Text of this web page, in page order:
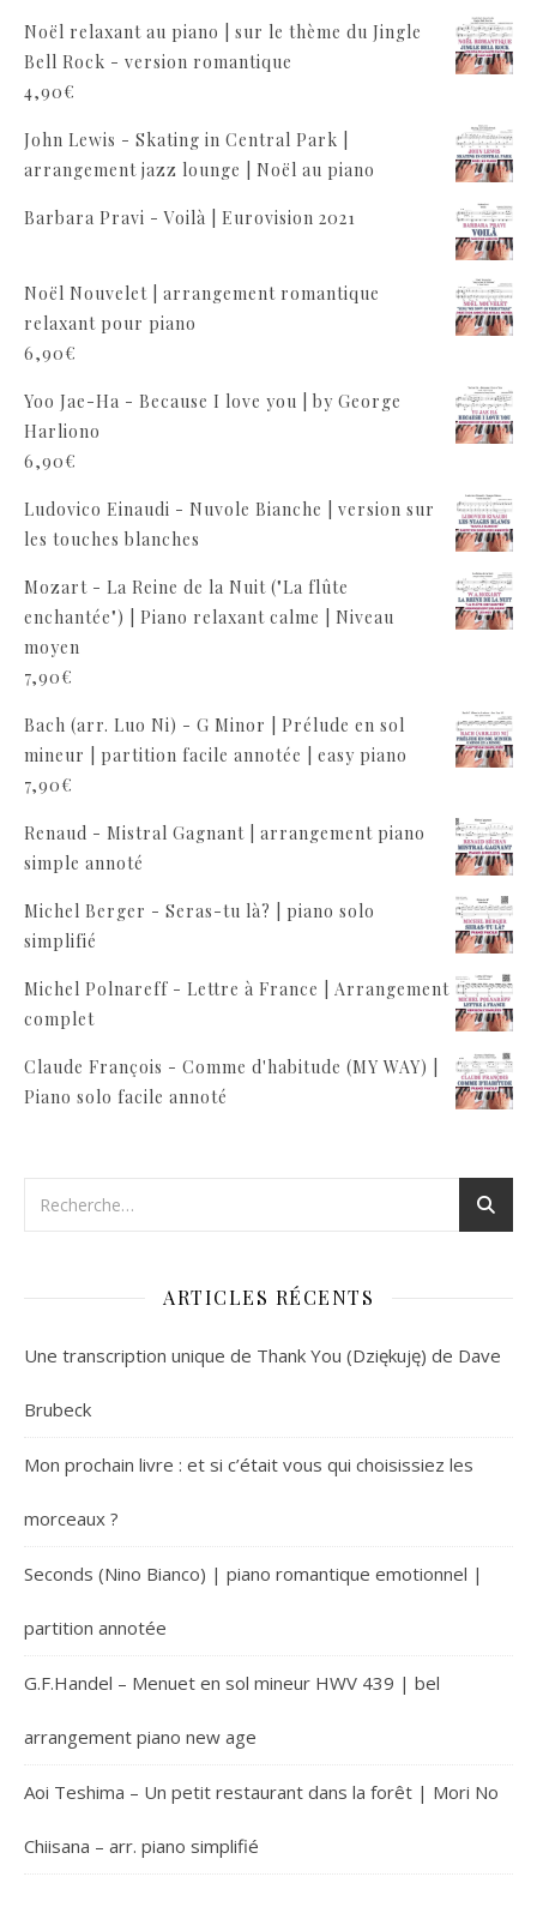
Noël relaxant au piano | sur le thème du Jingle
Bell Rock - version romantique
4,90€
John Lewis - Skating in Central Park |
arrangement jazz lounge | Noël au piano
Barbara Pravi - Voilà | Eurovision 2021
Noël Nouvelet | arrangement romantique
relaxant pour piano
6,90€
Yoo Jae-Ha - Because I love you | by George
Harliono
6,90€
Ludovico Einaudi - Nuvole Bianche | version sur
les touches blanches
Mozart - La Reine de la Nuit ("La flûte
enchantée") | Piano relaxant calme | Niveau
moyen
7,90€
Bach (arr. Luo Ni) - G Minor | Prélude en sol
mineur | partition facile annotée | easy piano
7,90€
Renaud - Mistral Gagnant | arrangement piano
simple annoté
Michel Berger - Seras-tu là? | piano solo
simplifié
Michel Polnareff - Lettre à France | Arrangement
complet
Claude François - Comme d'habitude (MY WAY) |
Piano solo facile annoté
ARTICLES RÉCENTS
Une transcription unique de Thank You (Dziękuję) de Dave
Brubeck
Mon prochain livre : et si c’était vous qui choisissiez les
morceaux ?
Seconds (Nino Bianco) | piano romantique emotionnel |
partition annotée
G.F.Handel – Menuet en sol mineur HWV 439 | bel
arrangement piano new age
Aoi Teshima – Un petit restaurant dans la forêt | Mori No
Chiisana – arr. piano simplifié